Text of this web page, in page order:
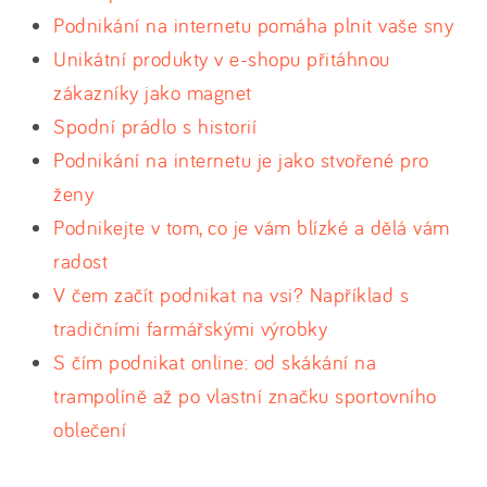
Podnikání na internetu pomáha plnit vaše sny
Unikátní produkty v e-shopu přitáhnou
zákazníky jako magnet
Spodní prádlo s historií
Podnikání na internetu je jako stvořené pro
ženy
Podnikejte v tom, co je vám blízké a dělá vám
radost
V čem začít podnikat na vsi? Například s
tradičními farmářskými výrobky
S čím podnikat online: od skákání na
trampolíně až po vlastní značku sportovního
oblečení